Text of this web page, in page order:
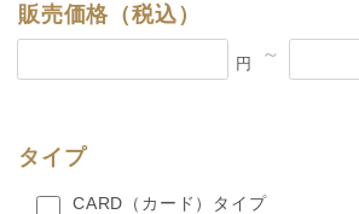
販売価格（税込）
円 ～
タイプ
CARD（カード）タイプ